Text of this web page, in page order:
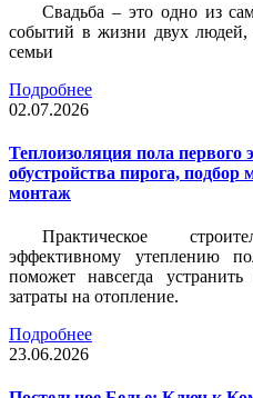
Свадьба – это одно из
событий в жизни двух людей,
семьи
Подробнее
02.07.2026
Теплоизоляция пола
обустройства пирога,
монтаж
Практическое
эффективному утеплению
поможет навсегда
затраты на отопление.
Подробнее
23.06.2026